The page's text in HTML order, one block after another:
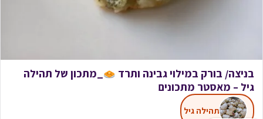
בניצה/ בורק במילוי גבינה ותרד
_מתכון של תהילה
גיל – מאסטר מתכונים
תהילה גיל